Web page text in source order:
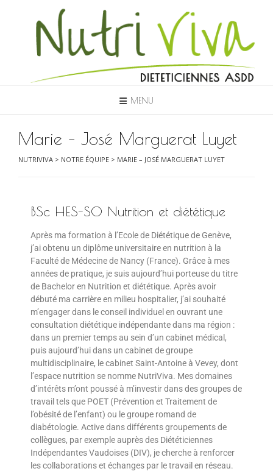
MENU
Marie – José Marguerat Luyet
NUTRIVIVA > NOTRE ÉQUIPE > MARIE – JOSÉ MARGUERAT LUYET
BSc HES-SO Nutrition et diététique
Après ma formation à l’Ecole de Diététique de Genève,
j’ai obtenu un diplôme universitaire en nutrition à la
Faculté de Médecine de Nancy (France). Grâce à mes
années de pratique, je suis aujourd’hui porteuse du titre
de Bachelor en Nutrition et diététique. Après avoir
débuté ma carrière en milieu hospitalier, j’ai souhaité
m’engager dans le conseil individuel en ouvrant une
consultation diététique indépendante dans ma région :
dans un premier temps au sein d’un cabinet médical,
puis aujourd’hui dans un cabinet de groupe
multidisciplinaire, le cabinet Saint-Antoine à Vevey, dont
l’espace nutrition se nomme NutriViva. Mes domaines
d’intérêts m’ont poussé à m’investir dans des groupes de
travail tels que POET (Prévention et Traitement de
l’obésité de l’enfant) ou le groupe romand de
diabétologie. Active dans différents groupements de
collègues, par exemple auprès des Diététiciennes
Indépendantes Vaudoises (DIV), je cherche à renforcer
les collaborations et échanges par le travail en réseau.